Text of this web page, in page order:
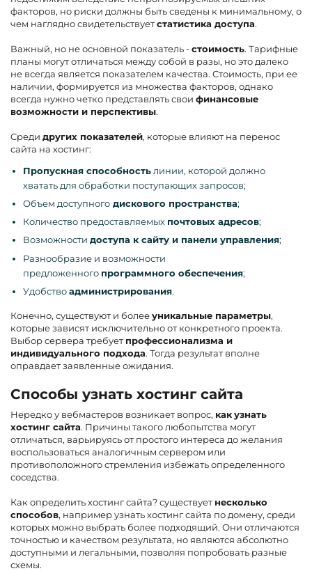
факторов, но риски должны быть сведены к минимальному, о
чем наглядно свидетельствуетстатистика доступа.
Важный, но не основной показатель -стоимость. Тарифные
планы могут отличаться между собой в разы, но это далеко
не всегда является показателем качества. Стоимость, при ее
наличии, формируется из множества факторов, однако
всегда нужно четко представлять свои финансовые
возможности и перспективы.
Среди других показателей, которые влияют на перенос
сайта на хостинг:
Пропускная способность линии, которой должно
хватать для обработки поступающих запросов;
Объем доступного дискового пространства;
Количество предоставляемых почтовых адресов;
Возможности доступа к сайту и панели управления;
Разнообразие и возможности
предложенного программного обеспечения;
Удобствоадминистрирования.
Конечно, существуют и болееуникальные параметры,
которые зависят исключительно от конкретного проекта.
Выбор сервера требует профессионализма и
индивидуального подхода. Тогда результат вполне
оправдает заявленные ожидания.
Способы узнать хостинг сайта
Нередко у вебмастеров возникает вопрос, какузнать
хостинг сайта. Причины такого любопытства могут
отличаться, варьируясь от простого интереса до желания
воспользоваться аналогичным сервером или
противоположного стремления избежать определенного
соседства.
Как определить хостинг сайта? существует несколько
способов, например узнать хостинг сайта по домену, среди
которых можно выбрать более подходящий. Они отличаются
точностью и качеством результата, но являются абсолютно
доступными и легальными, позволяя попробовать разные
схемы.